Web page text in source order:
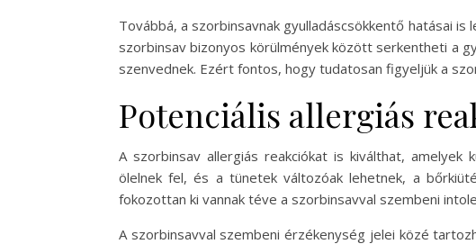
Továbbá, a szorbinsavnak gyulladáscsökkentő hatásai
szorbinsav bizonyos körülmények között serkentheti a
szenvednek. Ezért fontos, hogy tudatosan figyeljük a
Potenciális allergiás
A szorbinsav allergiás reakciókat is kiválthat,
ölelnek fel, és a tünetek változóak lehetnek, a
fokozottan ki vannak téve a szorbinsavval szembeni
A szorbinsavval szembeni érzékenység jelei közé